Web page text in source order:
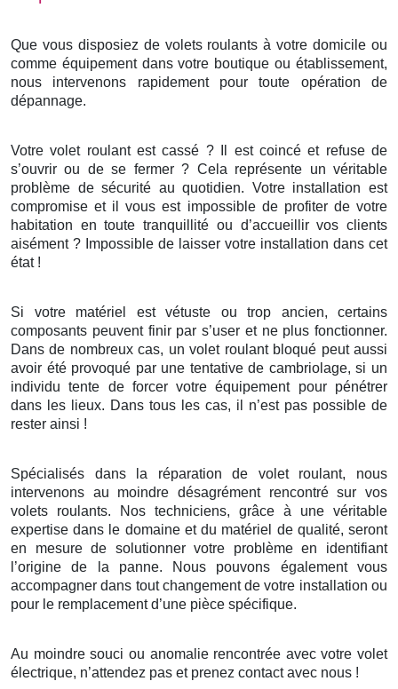
Que vous disposiez de volets roulants à votre domicile ou
comme équipement dans votre boutique ou établissement,
nous intervenons rapidement pour toute opération de
dépannage.
Votre volet roulant est cassé ? Il est coincé et refuse de
s’ouvrir ou de se fermer ? Cela représente un véritable
problème de sécurité au quotidien. Votre installation est
compromise et il vous est impossible de profiter de votre
habitation en toute tranquillité ou d’accueillir vos clients
aisément ? Impossible de laisser votre installation dans cet
état !
Si votre matériel est vétuste ou trop ancien, certains
composants peuvent finir par s’user et ne plus fonctionner.
Dans de nombreux cas, un volet roulant bloqué peut aussi
avoir été provoqué par une tentative de cambriolage, si un
individu tente de forcer votre équipement pour pénétrer
dans les lieux. Dans tous les cas, il n’est pas possible de
rester ainsi !
Spécialisés dans la réparation de volet roulant, nous
intervenons au moindre désagrément rencontré sur vos
volets roulants. Nos techniciens, grâce à une véritable
expertise dans le domaine et du matériel de qualité, seront
en mesure de solutionner votre problème en identifiant
l’origine de la panne. Nous pouvons également vous
accompagner dans tout changement de votre installation ou
pour le remplacement d’une pièce spécifique.
Au moindre souci ou anomalie rencontrée avec votre volet
électrique, n’attendez pas et prenez contact avec nous !